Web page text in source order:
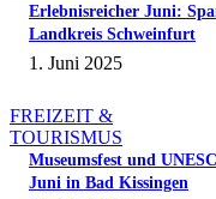
Erlebnisreicher Juni:
Landkreis Schweinfurt
1. Juni 2025
FREIZEIT &
TOURISMUS
Museumsfest und
Juni in Bad Kissingen